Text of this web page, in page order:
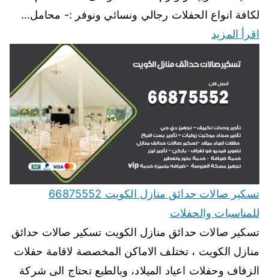
لكافة انواع الحفلات رجالي ونسائي ونوفر :- محامل…
اقرأ المزيد
تسكير صالات حدائق منازل الكويت 66875552
للمناسبات والحفلات
تسكير صالات حدائق منازل الكويت تسكير صالات حدائق
منازل الكويت ، تختلف الاماكن المخصصة لاقامة حفلات
الزفاف وحفلات اعياد الميلاد، وبالطبع تحتاج الى شركة